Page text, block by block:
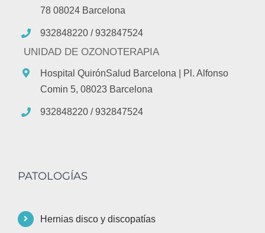
78 08024 Barcelona
932848220 / 932847524
UNIDAD DE OZONOTERAPIA
Hospital QuirónSalud Barcelona | Pl. Alfonso
Comin 5, 08023 Barcelona
932848220 / 932847524
PATOLOGÍAS
Hernias disco y discopatías